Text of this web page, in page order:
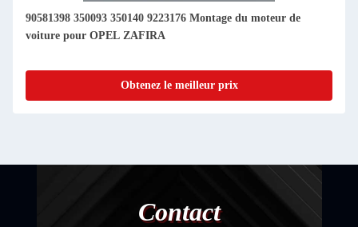
90581398 350093 350140 9223176 Montage du moteur de
voiture pour OPEL ZAFIRA
Obtenez le meilleur prix
Contact